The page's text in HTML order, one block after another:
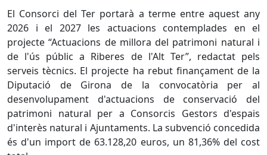
El Consorci del Ter portarà a terme entre aquest any
2026 i el 2027 les actuacions contemplades en el
projecte “Actuacions de millora del patrimoni natural i
de l'ús públic a Riberes de l'Alt Ter”, redactat pels
serveis tècnics. El projecte ha rebut finançament de la
Diputació de Girona de la convocatòria per al
desenvolupament d'actuacions de conservació del
patrimoni natural per a Consorcis Gestors d'espais
d'interès natural i Ajuntaments. La subvenció concedida
és d'un import de 63.128,20 euros, un 81,36% del cost